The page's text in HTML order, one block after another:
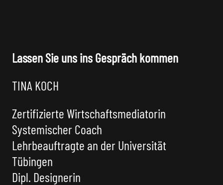
Lassen Sie uns ins Gespräch kommen
TINA KOCH
Zertifizierte Wirtschaftsmediatorin
Systemischer Coach
Lehrbeauftragte an der Universität
Tübingen
Dipl. Designerin